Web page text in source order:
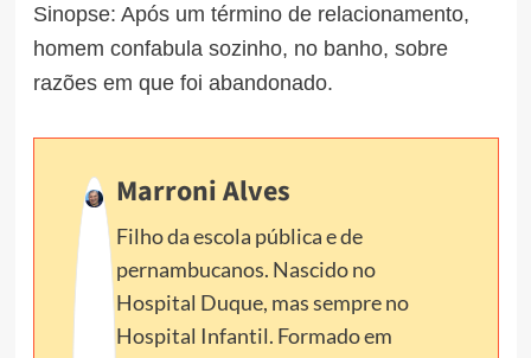
Sinopse: Após um término de relacionamento,
homem confabula sozinho, no banho, sobre
razões em que foi abandonado.
Marroni Alves
Filho da escola pública e de
pernambucanos. Nascido no
Hospital Duque, mas sempre no
Hospital Infantil. Formado em